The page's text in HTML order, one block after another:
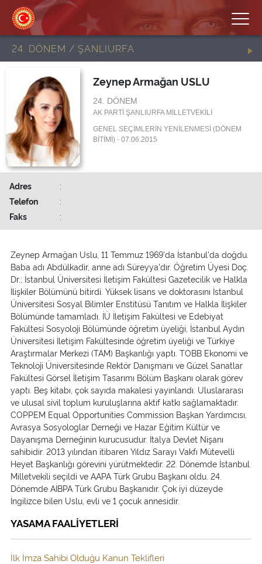
24. DÖNEM / ŞANLIURFA
Zeynep Armağan USLU
24. DÖNEM
AK PARTİ ŞANLIURFA MİLLETVEKİLİ
GENEL SEÇİMLERİN YENİLENMESİ (DÖNEM
BİTİMİ) - 07.06.2015
Adres
:
Telefon
:
Faks
:
Zeynep Armağan Uslu, 11 Temmuz 1969'da İstanbul'da doğdu.
Baba adı Abdülkadir, anne adı Süreyya'dır. Öğretim Üyesi Doç.
Dr.; İstanbul Üniversitesi İletişim Fakültesi Gazetecilik ve Halkla
İlişkiler Bölümünü bitirdi. Yüksek lisans ve doktorasını İstanbul
Üniversitesi Sosyal Bilimler Enstitüsü Tanıtım ve Halkla İlişkiler
Bölümünde tamamladı. İÜ İletişim Fakültesi ve Edebiyat
Fakültesi Sosyoloji Bölümünde öğretim üyeliği, İstanbul Aydın
Üniversitesi İletişim Fakültesinde öğretim üyeliği ve Türkiye
Araştırmalar Merkezi (TAM) Başkanlığı yaptı. TOBB Ekonomi ve
Teknoloji Üniversitesinde Rektör Danışmanı ve Güzel Sanatlar
Fakültesi Görsel İletişim Tasarımı Bölüm Başkanı olarak görev
yaptı. Beş kitabı, çok sayıda makalesi yayınlandı. Uluslararası
ve ulusal sivil toplum kuruluşlarına aktif katkı sağlamaktadır.
COPPEM Equal Opportunities Commission Başkan Yardımcısı,
Avrasya Sosyologlar Derneği ve Hazar Eğitim Kültür ve
Dayanışma Derneğinin kurucusudur. İtalya Devlet Nişanı
sahibidir. 2013 yılından itibaren Yıldız Sarayı Vakfı Mütevelli
Heyet Başkanlığı görevini yürütmektedir. 22. Dönemde İstanbul
Milletvekili seçildi ve AAPA Türk Grubu Başkanı oldu. 24.
Dönemde AİBPA Türk Grubu Başkanıdır. Çok iyi düzeyde
İngilizce bilen Uslu, evli ve 1 çocuk annesidir.
YASAMA FAALİYETLERİ
İlk İmza Sahibi Olduğu Kanun Teklifleri